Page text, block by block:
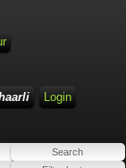
Login